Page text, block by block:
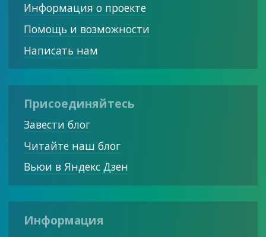
Информация о проекте
Помощь и возможности
Написать нам
Присоединяйтесь
Завести блог
Читайте наш блог
Вьюи в Яндекс Дзен
Информация